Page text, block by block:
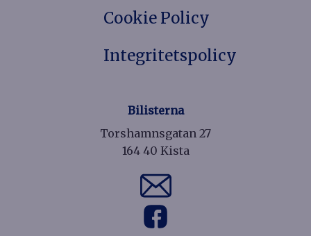
Cookie Policy
Integritetspolicy
Bilisterna
Torshamnsgatan 27
164 40 Kista